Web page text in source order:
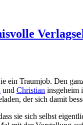
Traumjob. Den
und Christian insgeheim
der sich damit
sie sich selbst